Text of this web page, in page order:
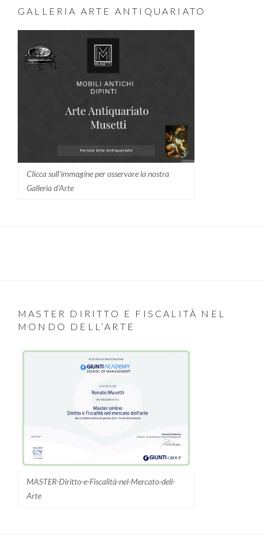
GALLERIA ARTE ANTIQUARIATO
Clicca sull'immagine per osservare la nostra
Galleria d'Arte
MASTER DIRITTO E FISCALITÀ NEL
MONDO DELL’ARTE
MASTER-Diritto-e-Fiscalità-nel-Mercato-dell-
Arte